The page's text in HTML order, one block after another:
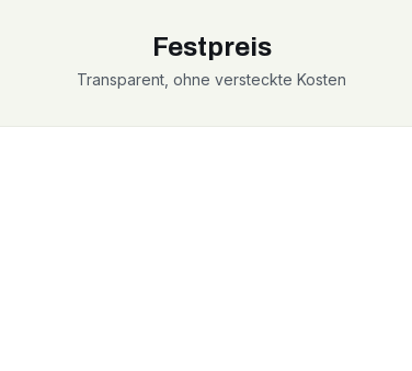
Festpreis
Transparent, ohne versteckte Kosten